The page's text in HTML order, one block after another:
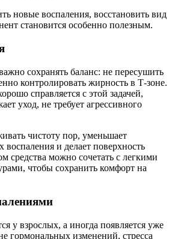
новые воспаления, восстановить вид
становится особенно полезным.
сохранять баланс: не пересушить
контролировать жирность в Т-зоне.
справляется с этой задачей,
уход, не требует агрессивного
чистоту пор, уменьшает
воспаления и делает поверхность
средства можно сочетать с легкими
чтобы сохранить комфорт на
у взрослых, а иногда появляется уже
гормональных изменений, стресса